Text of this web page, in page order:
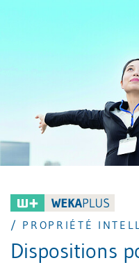
/ PROPRIÉTÉ
Dispositions